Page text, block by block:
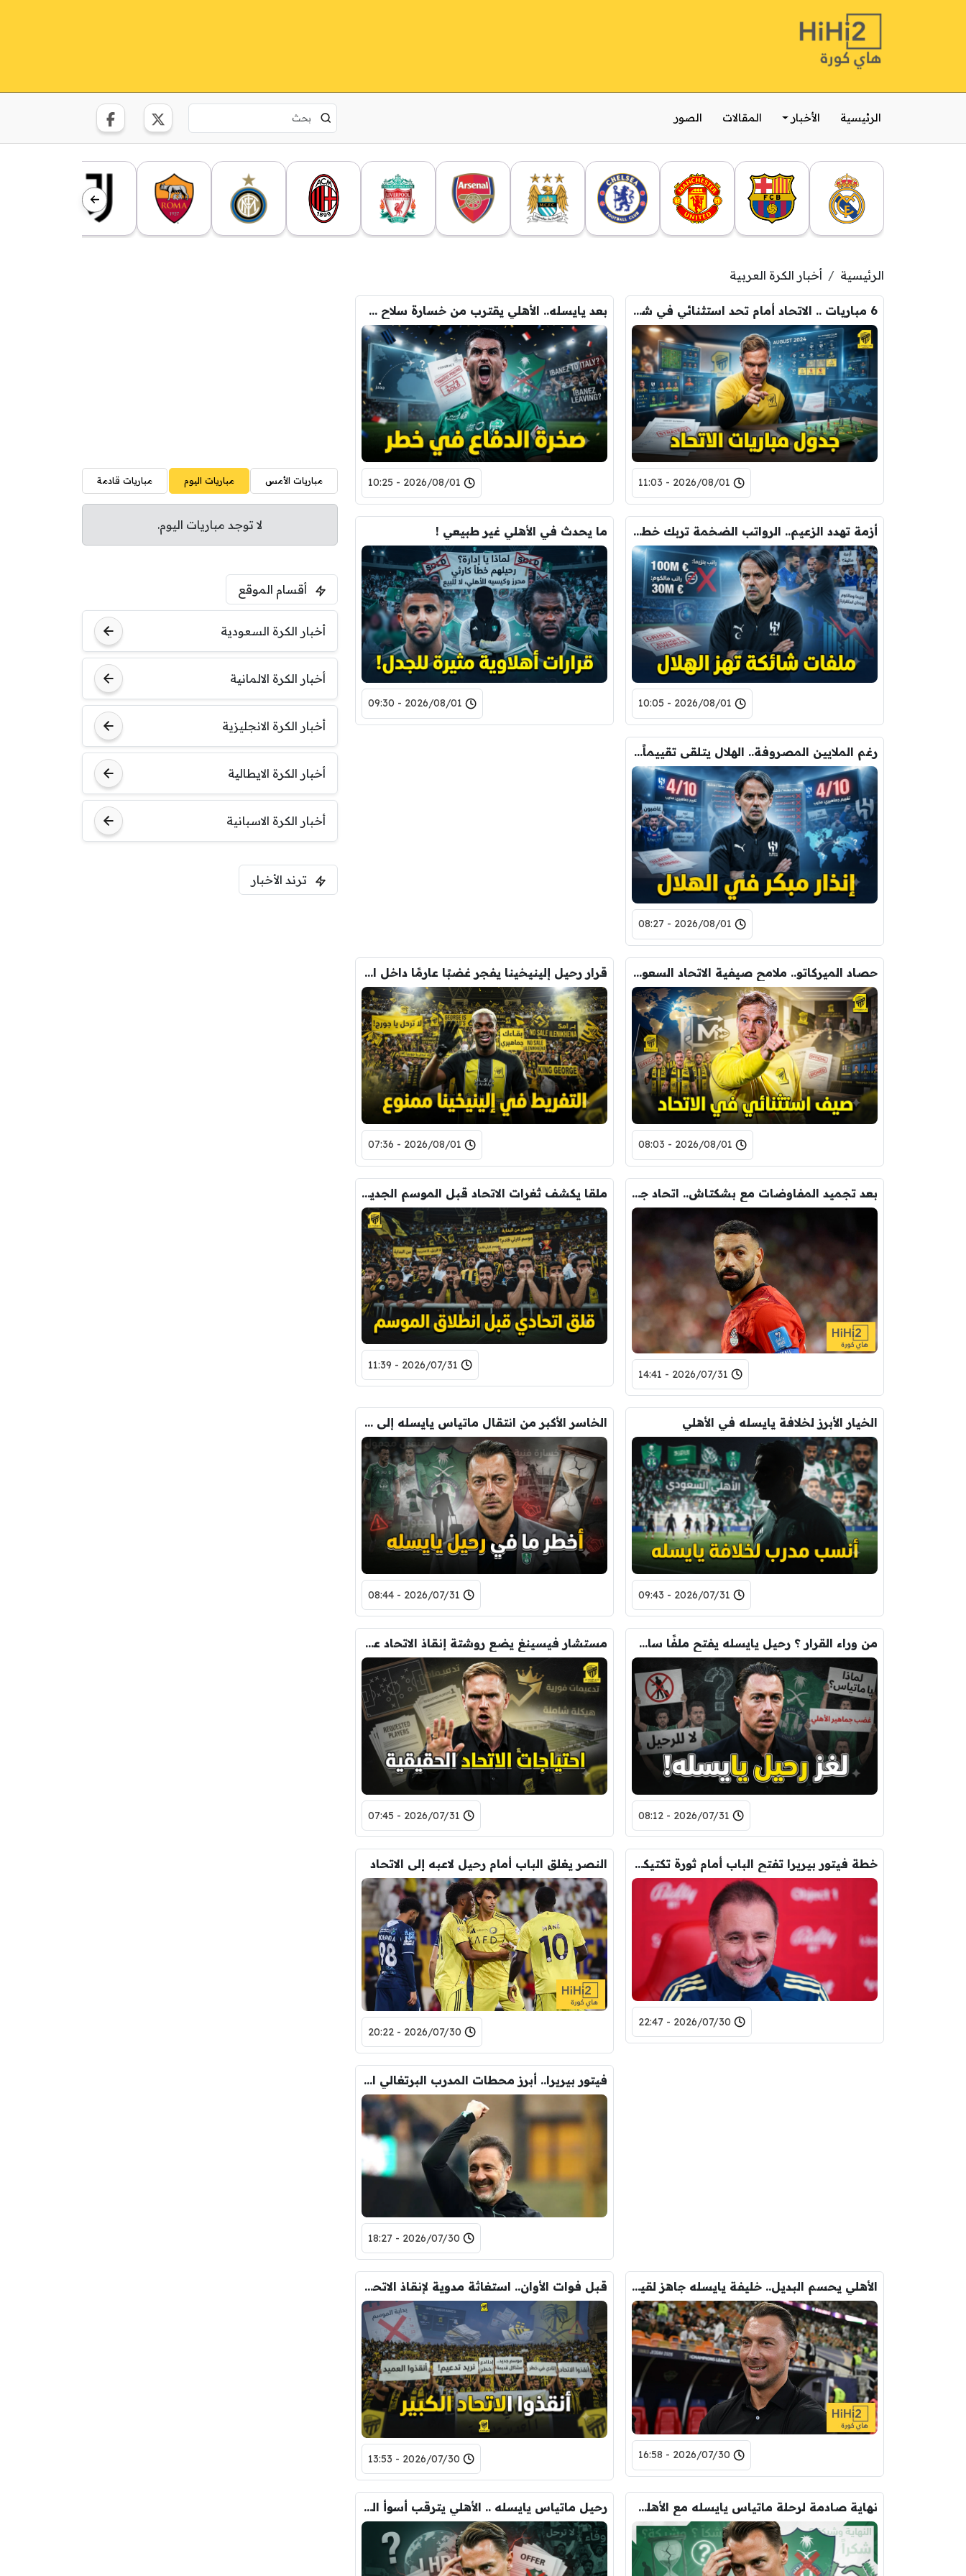
الرئيسية الأخبار المقالات الصور
الرئيسية أخبار الكرة العربية
6 مباريات .. الاتحاد أمام تحد استثنائي في شهر أغسطس
2026/08/01 - 11:03
بعد يايسله.. الأهلي يقترب من خسارة سلاح جديد!
2026/08/01 - 10:25
أزمة تهدد الزعيم.. الرواتب الضخمة تربك خطة الهلال الصيفية!
2026/08/01 - 10:05
ما يحدث في الأهلي غير طبيعي !
2026/08/01 - 09:30
رغم الملايين المصروفة.. الهلال يتلقى تقييماً مخيباً للميركاتو
2026/08/01 - 08:27
حصاد الميركاتو.. ملامح صيفية الاتحاد السعودي حتى الآن
2026/08/01 - 08:03
قرار رحيل إلينيخينا يفجر غضبًا عارمًا داخل الاتحاد
2026/08/01 - 07:36
بعد تجميد المفاوضات مع بشكتاش.. اتحاد جدة يخطف محمد صلاح بعرض ضخم
2026/07/31 - 14:41
ملقا يكشف ثغرات الاتحاد قبل الموسم الجديد !
2026/07/31 - 11:39
الخيار الأبرز لخلافة يايسله في الأهلي
2026/07/31 - 09:43
الخاسر الأكبر من انتقال ماتياس يايسله إلى نيوكاسل !
2026/07/31 - 08:44
من وراء القرار ؟ رحيل يايسله يفتح ملفًا ساخنًا داخل الأهلي
2026/07/31 - 08:12
مستشار فيسينغ يضع روشتة إنقاذ الاتحاد على طاولة الإدارة
2026/07/31 - 07:45
خطة فيتور بيريرا تفتح الباب أمام ثورة تكتيكية في الأهلي
2026/07/30 - 22:47
النصر يغلق الباب أمام رحيل لاعبه إلى الاتحاد
2026/07/30 - 20:22
فيتور بيريرا.. أبرز محطات المدرب البرتغالي المرشح لقيادة الأهلي
2026/07/30 - 18:27
الأهلي يحسم البديل.. خليفة يايسله جاهز لقيادة “الراقي”
2026/07/30 - 16:58
قبل فوات الأوان.. استغاثة مدوية لإنقاذ الاتحاد !
2026/07/30 - 13:53
نهاية صادمة لرحلة ماتياس يايسله مع الأهلي ! رحيل ماتياس يايسله .. الأهلي يترقب أسوأ السيناريوهات!
مباريات الأمس مباريات اليوم مباريات قادمة
لا توجد مباريات اليوم.
أقسام الموقع
أخبار الكرة السعودية
أخبار الكرة الالمانية
أخبار الكرة الانجليزية
أخبار الكرة الايطالية
أخبار الكرة الاسبانية
ترند الأخبار